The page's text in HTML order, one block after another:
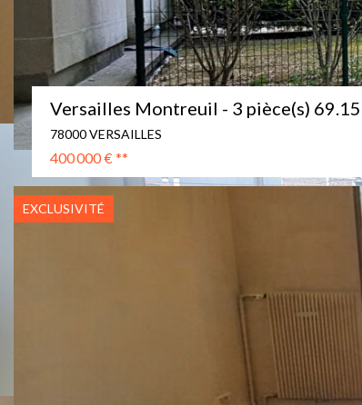
Versailles Montreuil - 3 pièce(s) 69.15
78000 VERSAILLES
400 000 €**
EXCLUSIVITÉ